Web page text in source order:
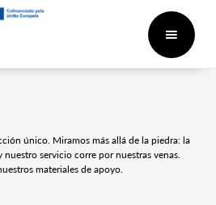
único. Miramos más allá de la piedra: la
servicio corre por nuestras venas.
materiales de apoyo.